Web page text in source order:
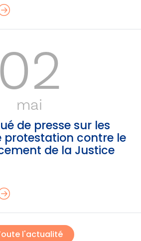
02
mai
de presse sur les
protestation contre le
de la Justice
l'actualité